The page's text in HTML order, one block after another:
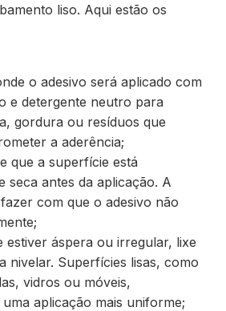
liso. Aqui estão os
o adesivo será aplicado com
e detergente neutro para
gordura ou resíduos que
a aderência;
que a superfície está
seca antes da aplicação. A
com que o adesivo não
estiver áspera ou irregular, lixe
nivelar. Superfícies lisas, como
vidros ou móveis,
aplicação mais uniforme;